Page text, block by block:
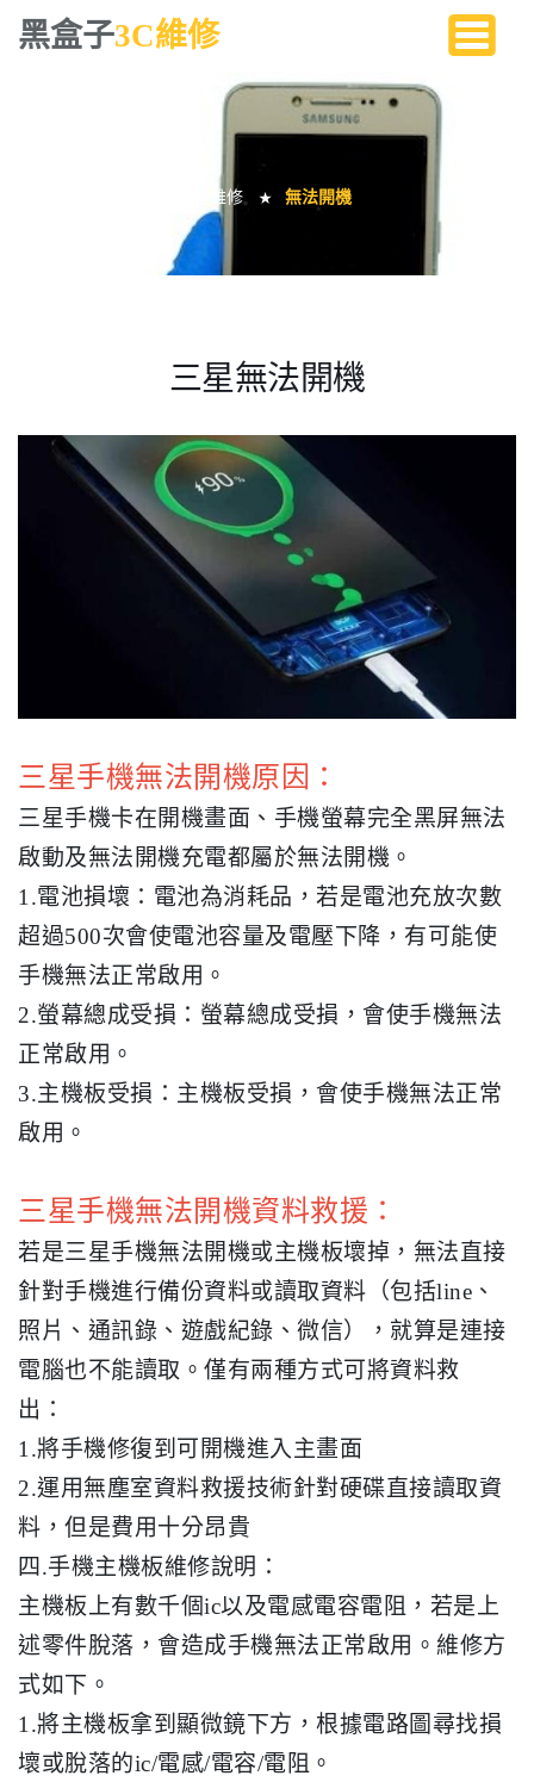
黑盒子3C維修
三星維修 ★ 無法開機
三星無法開機
三星手機無法開機原因：
三星手機卡在開機畫面、手機螢幕完全黑屏無法
啟動及無法開機充電都屬於無法開機。
1.電池損壞：電池為消耗品，若是電池充放次數
超過500次會使電池容量及電壓下降，有可能使
手機無法正常啟用。
2.螢幕總成受損：螢幕總成受損，會使手機無法
正常啟用。
3.主機板受損：主機板受損，會使手機無法正常
啟用。
三星手機無法開機資料救援：
若是三星手機無法開機或主機板壞掉，無法直接
針對手機進行備份資料或讀取資料（包括line、
照片、通訊錄、遊戲紀錄、微信），就算是連接
電腦也不能讀取。僅有兩種方式可將資料救
出：
1.將手機修復到可開機進入主畫面
2.運用無塵室資料救援技術針對硬碟直接讀取資
料，但是費用十分昂貴
四.手機主機板維修說明：
主機板上有數千個ic以及電感電容電阻，若是上
述零件脫落，會造成手機無法正常啟用。維修方
式如下。
1.將主機板拿到顯微鏡下方，根據電路圖尋找損
壞或脫落的ic/電感/電容/電阻。